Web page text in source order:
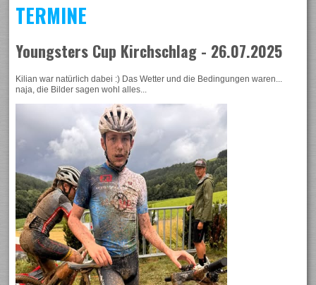
TERMINE
Youngsters Cup Kirchschlag - 26.07.2025
Kilian war natürlich dabei :) Das Wetter und die Bedingungen waren...
naja, die Bilder sagen wohl alles...